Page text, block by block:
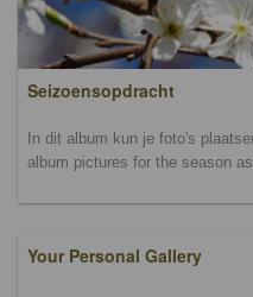
Seizoensopdracht
In dit album kun je foto's
album pictures for the season
Your Personal Gallery